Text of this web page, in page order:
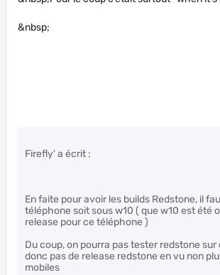
&nbsp;
Firefly’ a écrit :
En faite pour avoir les builds Redstone, il
téléphone soit sous w10 ( que w10 est été
release pour ce téléphone )
Du coup, on pourra pas tester redstone sur
donc pas de release redstone en vu non
mobiles